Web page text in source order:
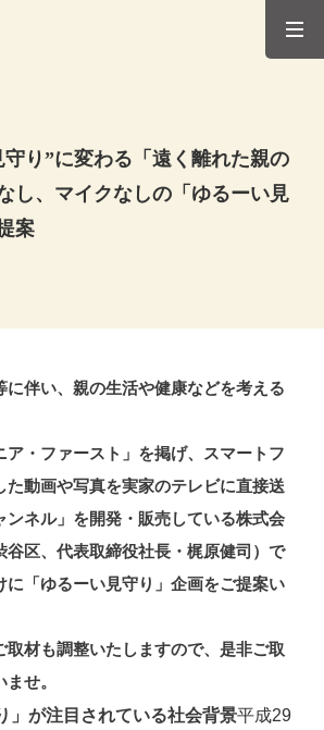
守り”に変わる「遠く離れた親の
し、マイクなしの「ゆるーい見
案
に伴い、親の生活や健康などを考える
ア・ファースト」を掲げ、スマートフ
た動画や写真を実家のテレビに直接送
ンネル」を開発・販売している株式会
谷区、代表取締役社長・梶原健司）で
に「ゆるーい見守り」企画をご提案い
取材も調整いたしますので、是非ご取
せ。
」が注目されている社会背景平成29